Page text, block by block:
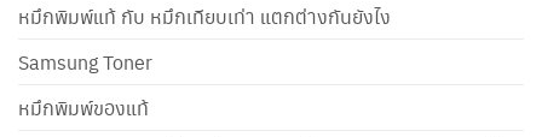
หมึกพิมพ์แท้ กับ หมึกเทียบเท่า แตกต่างกันยังไง
Samsung Toner
หมึกพิมพ์ของแท้